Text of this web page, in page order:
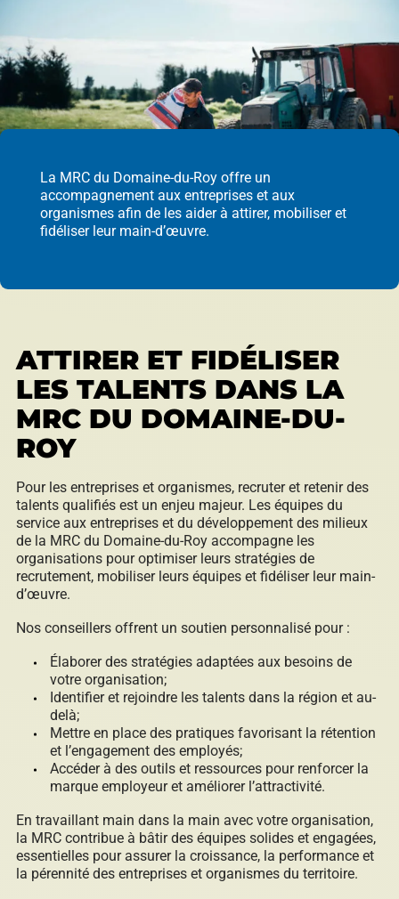
Fonds, programmes et appels de projets
Villégiature
Vente pour non-paiement de taxes
La MRC du Domaine-du-Roy offre un
accompagnement aux entreprises et aux
organismes afin de les aider à attirer, mobiliser et
fidéliser leur main-d’œuvre.
ATTIRER ET FIDÉLISER
LES TALENTS DANS LA
MRC DU DOMAINE-DU-
ROY
Pour les entreprises et organismes, recruter et retenir des
talents qualifiés est un enjeu majeur. Les équipes du
service aux entreprises et du développement des milieux
de la MRC du Domaine-du-Roy accompagne les
organisations pour optimiser leurs stratégies de
recrutement, mobiliser leurs équipes et fidéliser leur main-
d’œuvre.
Nos conseillers offrent un soutien personnalisé pour :
Élaborer des stratégies adaptées aux besoins de
votre organisation;
Identifier et rejoindre les talents dans la région et au-
delà;
Mettre en place des pratiques favorisant la rétention
et l’engagement des employés;
Accéder à des outils et ressources pour renforcer la
marque employeur et améliorer l’attractivité.
En travaillant main dans la main avec votre organisation,
la MRC contribue à bâtir des équipes solides et engagées,
essentielles pour assurer la croissance, la performance et
la pérennité des entreprises et organismes du territoire.